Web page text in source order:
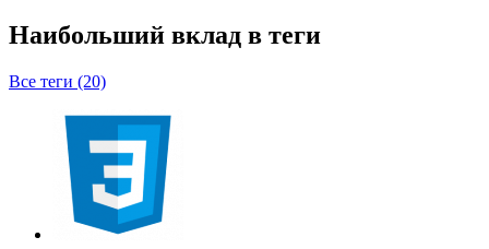
Наибольший вклад в теги
Все теги (20)